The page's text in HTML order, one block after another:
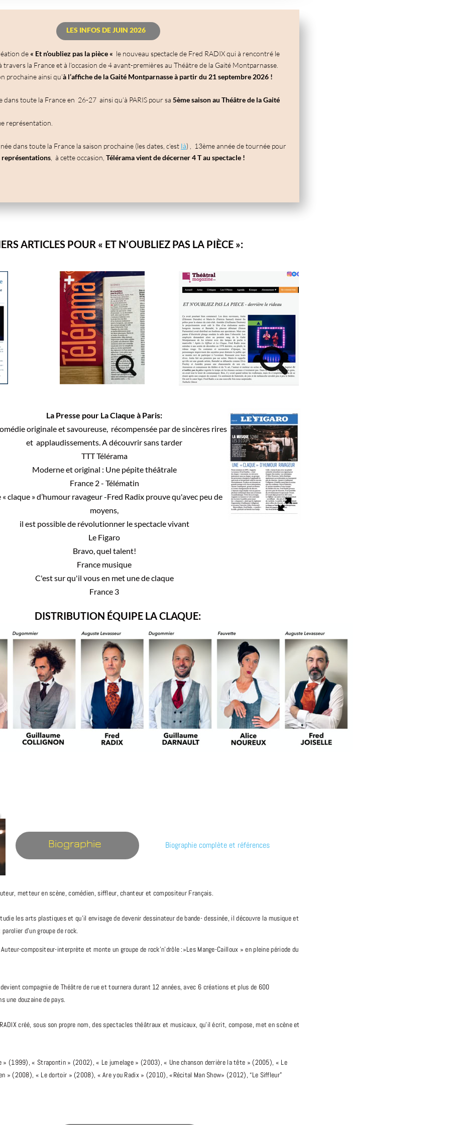
LES INFOS DE JUIN 2026
de « Et n’oubliez pas la pièce « le nouveau spectacle de Fred RADIX qui à rencontré le
la France et à l’occasion de 4 avant-premières au Théâtre de la Gaité Montparnasse.
prochaine ainsi qu’à l’affiche de la Gaité Montparnasse à partir du 21 septembre 2026 !
toute la France en 26-27 ainsi qu’à PARIS pour sa 5ème saison au Théâtre de la Gaité
représentation.
dans toute la France la saison prochaine (les dates, c’est là) , 13ème année de tournée pour
représentations , à cette occasion, Télérama vient de décerner 4 T au spectacle !
ARTICLES POUR « ET N’OUBLIEZ PAS LA PIÈCE »:
La Presse pour La Claque à Paris:
originale et savoureuse, récompensée par de sincères rires
et applaudissements. A découvrir sans tarder
TTT Télérama
Moderne et original : Une pépite théâtrale
France 2 - Télématin
« claque » d’humour ravageur -Fred Radix prouve qu'avec peu de
moyens,
il est possible de révolutionner le spectacle vivant
Le Figaro
Bravo, quel talent!
France musique
C'est sur qu'il vous en met une de claque
France 3
DISTRIBUTION ÉQUIPE LA CLAQUE:
Biographie Biographie complète et références
metteur en scène, comédien, siffleur, chanteur et compositeur Français.
les arts plastiques et qu’il envisage de devenir dessinateur de bande- dessinée, il découvre la musique et
d’un groupe de rock.
compositeur-interprète et monte un groupe de rock’n’drôle :»Les Mange-Cailloux » en pleine période du
compagnie de Théâtre de rue et tournera durant 12 années, avec 6 créations et plus de 600
une douzaine de pays.
créé, sous son propre nom, des spectacles théâtraux et musicaux, qu’il écrit, compose, met en scène et
» (1999), « Strapontin » (2002), « Le jumelage » (2003), « Une chanson derrière la tête » (2005), « Le
» (2008), « Le dortoir » (2008), « Are you Radix » (2010), «Récital Man Show» (2012), “Le Siffleur”